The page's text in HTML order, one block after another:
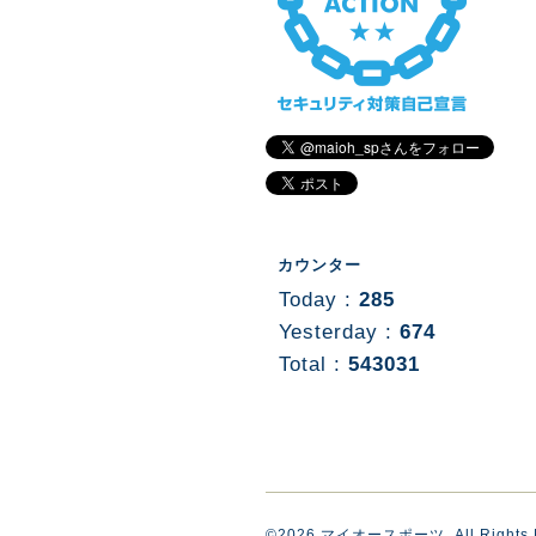
カウンター
Today : 285
Yesterday : 674
Total : 543031